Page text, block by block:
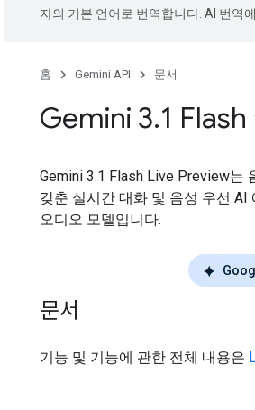
자의 기본 언어로 번역합니다. AI 번역
홈 Gemini API 문서
Gemini 3.1 Flash
Gemini 3.1 Flash Live Preview는
갖춘 실시간 대화 및 음성 우선
오디오 모델입니다.
문서
기능 및 기능에 관한 전체 내용은